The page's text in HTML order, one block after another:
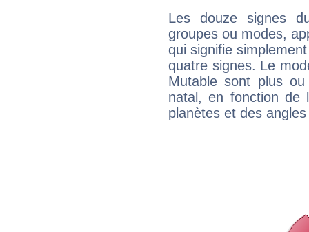
Les douze signes
groupes ou modes,
qui signifie
quatre signes. Le
Mutable sont plus
natal, en fonction de
planètes et des